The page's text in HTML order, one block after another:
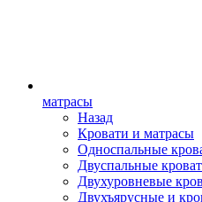
матрасы
Назад
Кровати и матрасы
Односпальные
Двуспальные
Двухуровневые
Двухъярусные и